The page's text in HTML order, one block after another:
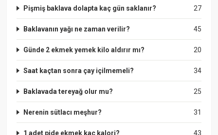
27
Pişmiş baklava dolapta kaç gün saklanır?
45
Baklavanın yağı ne zaman verilir?
20
Günde 2 ekmek yemek kilo aldırır mı?
34
Saat kaçtan sonra çay içilmemeli?
25
Baklavada tereyağ olur mu?
31
Nerenin sütlacı meşhur?
43
1 adet pide ekmek kaç kalori?